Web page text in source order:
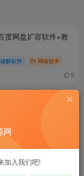
度网盘扩容软件+教
破解软件 网络技术
9
网
加入我们吧!